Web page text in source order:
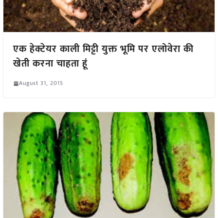
एक हेक्टेयर काली मिट्टी युक्त भूमि पर एलोवेरा की
खेती करना चाहता हूं
August 31, 2015